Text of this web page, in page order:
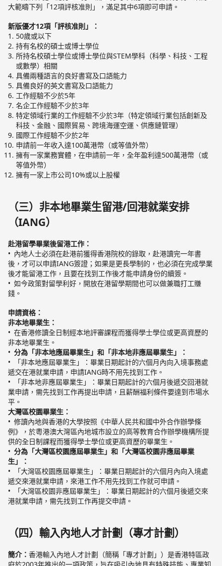
大範疇下列「12項評核准則」，滿足其中6項即可申請。
新版優才12項「評核准則」：
50歲或以下
持有名校的碩士或博士學位
所持名校碩士學位或博士學位與STEM學科（科學、科技、工程
或數學）相關
具備兩種語言的良好書寫及口語能力
具備良好的英文書寫及口語能力
工作經驗不少於5年
名企工作經驗不少於3年
特定領域行業的工作經驗不少於3年（特定領域行業包括創新及
科技、金融、國際貿易、跨境海運空運、供應鏈管理）
國際工作經驗不少於2年
申請前一年收入達100萬港幣（或等值外幣）
擁有一家業務實體，在申請前一年，全年盈利達500萬港幣（或
等值外幣）
擁有一家上市公司10%或以上股權
（三）非本地畢業生留港/回港就業安排
（IANG）
赴港留學畢業後留港工作：
內地人士必須在赴港前獲得香港院校的錄取，赴港讀完一年書
後，才可以申請IANG簽證；如果是更長學制的，也必須在完成學業
後才能留港工作，且要在找到工作後才能申請身份的續簽。
如今政策對留學利好，開放在港留學期間也可以做兼職打工賺
錢。
申請資格：
非本地畢業生：
在香港修讀全日制經本地評審課程而獲得學士學位或更高資歷的
非本地畢業生。
分為「非本地應屆畢業生」和「非本地非應屆畢業生」：
「非本地應屆畢業生」：畢業日期起計的六個月內向入境事務處
遞交在港就業申請，申請IANG時不用先找到工作。
「非本地非應屆畢業生」：畢業日期起計的六個月後遞交回港就
業申請，需先找到工作再提出申請，且薪酬福利條件要達到市場水
平。
大灣區校園畢業生：
修讀內地與香港的大學按照《中華人民共和國中外合作辦學條
例》，於粵港澳大灣區內地城市設立的高等教育合作辦學機構所提
供的全日制課程而獲得學士學位或更高資歷的畢業生。
分為「大灣區校園應屆畢業生」和「大灣區校園非應屆畢業
生」：
「大灣區校園應屆畢業生」：畢業日期起計的六個月內向入境處
遞交來港就業申請，來港工作不用先找到工作就可申請。
「大灣區校園非應屆畢業生」：畢業日期起計的六個月後遞交來
港就業申請，需先找到工作再提交申請。
（四）輸入內地人才計劃（專才計劃）
簡介：香港輸入內地人才計劃（簡稱「專才計劃」）是香港特區政